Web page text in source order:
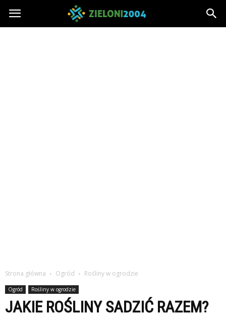
Zieloni2004.pl
Strona główna Ogród Rośliny w ogrodzie
Ogród Rośliny w ogrodzie
JAKIE ROŚLINY SADZIĆ RAZEM?